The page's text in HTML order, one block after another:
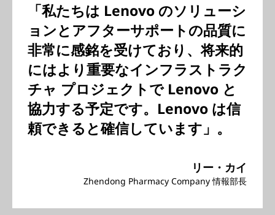
「私たちは Lenovo のソリューシ
ョンとアフターサポートの品質に
非常に感銘を受けており、将来的
にはより重要なインフラストラク
チャ プロジェクトで Lenovo と
協力する予定です。Lenovo は信
頼できると確信しています」。
リー・カイ
Zhendong Pharmacy Company 情報部長